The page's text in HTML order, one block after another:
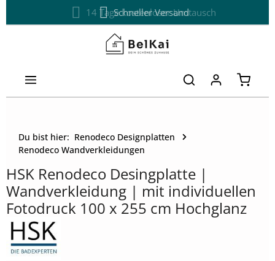
Zum Hauptinhalt springenSchneller Versand
14 Tage kostenloser Umtausch
Du bist hier: Renodeco Designplatten
Renodeco Wandverkleidungen
HSK Renodeco Desingplatte |
Wandverkleidung | mit individuellen
Fotodruck 100 x 255 cm Hochglanz